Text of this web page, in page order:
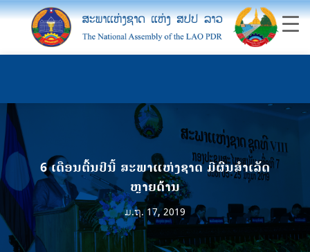
6 ເດືອນຕົ້ນປີນີ້ ສະພາແຫ່ງຊາດ ມີຜົນສຳເລັດ
ຫຼາຍດ້ານ
ມ.ຖ. 17, 2019